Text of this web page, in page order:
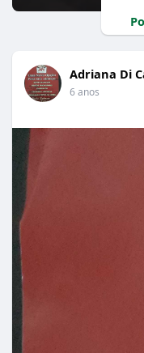
Adriana Di
6 anos